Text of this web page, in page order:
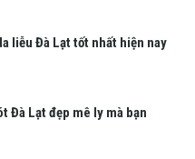
liễu Đà Lạt tốt nhất hiện nay
Đà Lạt đẹp mê ly mà bạn